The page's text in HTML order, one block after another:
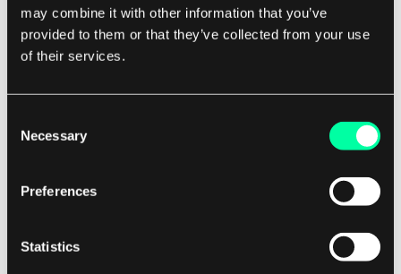
may combine it with other information that you’ve
provided to them or that they’ve collected from your use
of their services.
Selection
Necessary
Preferences
Statistics
pracowników. Wymaga to również silnego
zaangażowania w ochronę prywatności i
bezpieczeństwa danych, ponieważ banki muszą
zapewnić, że dane klientów są chronione i
GDPR i PCI DSS.
Ogólnie rzecz biorąc, analiza danych to potężne
napędzaniu innowacji, poprawie satysfakcji